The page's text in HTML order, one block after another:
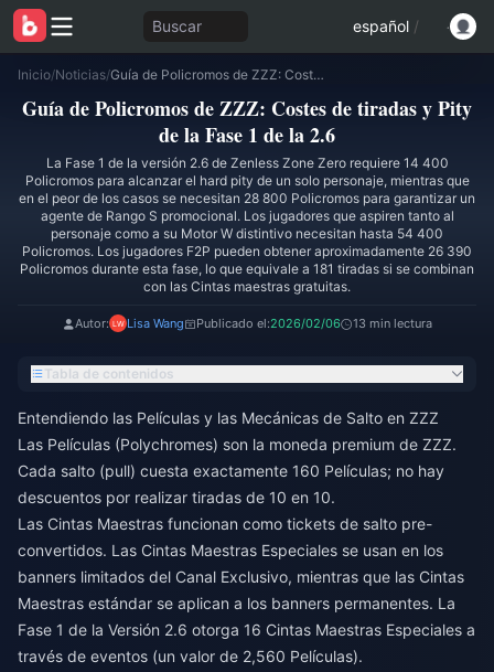
Buscar español /
Inicio/Noticias/ Guía de Policromos de ZZZ: Costes de tiradas y Pity de la Fase 1 de la 2.6
Guía de Policromos de ZZZ: Costes de tiradas y Pity
de la Fase 1 de la 2.6
La Fase 1 de la versión 2.6 de Zenless Zone Zero requiere 14 400
Policromos para alcanzar el hard pity de un solo personaje, mientras que
en el peor de los casos se necesitan 28 800 Policromos para garantizar un
agente de Rango S promocional. Los jugadores que aspiren tanto al
personaje como a su Motor W distintivo necesitan hasta 54 400
Policromos. Los jugadores F2P pueden obtener aproximadamente 26 390
Policromos durante esta fase, lo que equivale a 181 tiradas si se combinan
con las Cintas maestras gratuitas.
Autor: Lisa Wang Publicado el:2026/02/06 13 min lectura
Tabla de contenidos
Entendiendo las Películas y las Mecánicas de Salto en ZZZ
Las Películas (Polychromes) son la moneda premium de ZZZ.
Cada salto (pull) cuesta exactamente 160 Películas; no hay
descuentos por realizar tiradas de 10 en 10.
Las Cintas Maestras funcionan como tickets de salto pre-
convertidos. Las Cintas Maestras Especiales se usan en los
banners limitados del Canal Exclusivo, mientras que las Cintas
Maestras estándar se aplican a los banners permanentes. La
Fase 1 de la Versión 2.6 otorga 16 Cintas Maestras Especiales a
través de eventos (un valor de 2,560 Películas).